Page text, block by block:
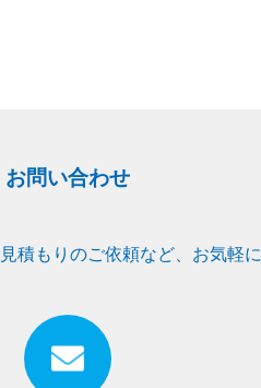
お問い合わせ
積もりのご依頼など、お気軽に